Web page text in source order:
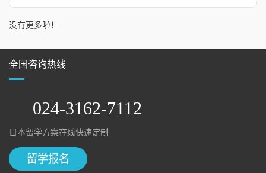
没有更多啦！
全国咨询热线
024-3162-7112
日本留学方案在线快速定制
留学报名